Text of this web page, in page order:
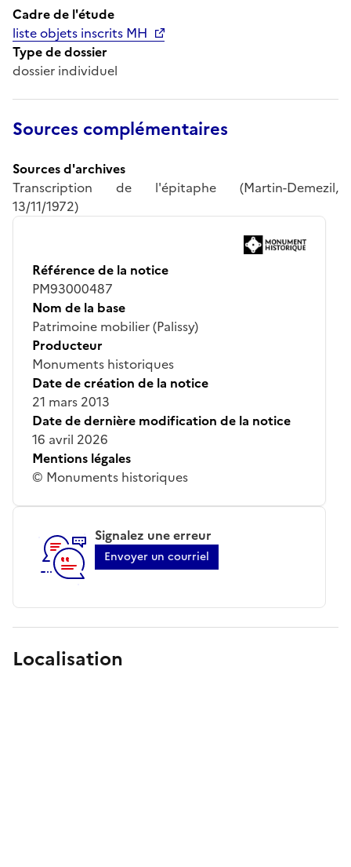
Cadre de l'étude
liste objets inscrits MH
Type de dossier
dossier individuel
Sources complémentaires
Sources d'archives
Transcription de l'épitaphe (Martin-Demezil,
13/11/1972)
Référence de la notice
PM93000487
Nom de la base
Patrimoine mobilier (Palissy)
Producteur
Monuments historiques
Date de création de la notice
21 mars 2013
Date de dernière modification de la notice
16 avril 2026
Mentions légales
© Monuments historiques
Signalez une erreur
Envoyer un courriel
Localisation